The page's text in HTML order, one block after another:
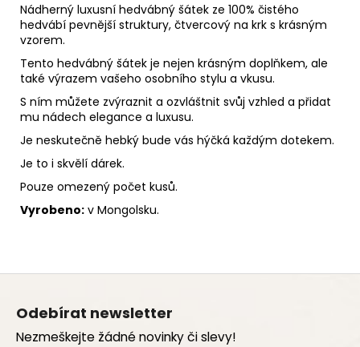
Nádherný luxusní hedvábný šátek ze 100% čistého
hedvábí pevnější struktury, čtvercový na krk s krásným
vzorem.
Tento hedvábný šátek je nejen krásným doplňkem, ale
také výrazem vašeho osobního stylu a vkusu.
S ním můžete zvýraznit a ozvláštnit svůj vzhled a přidat
mu nádech elegance a luxusu.
Je neskutečně hebký bude vás hýčká každým dotekem.
Je to i skvělí dárek.
Pouze omezený počet kusů.
Vyrobeno: v Mongolsku.
Z
Odebírat newsletter
Nezmeškejte žádné novinky či slevy!